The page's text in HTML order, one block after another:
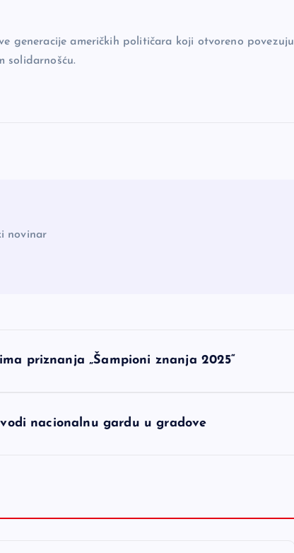
generacije američkih političara koji otvoreno povezuju
solidarnošću.
novinar
priznanja „Šampioni znanja 2025“
nacionalnu gardu u gradove